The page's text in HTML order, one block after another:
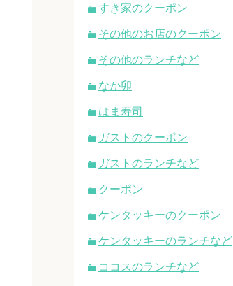
すき家のクーポン
その他のお店のクーポン
その他のランチなど
なか卯
はま寿司
ガストのクーポン
ガストのランチなど
クーポン
ケンタッキーのクーポン
ケンタッキーのランチなど
ココスのランチなど